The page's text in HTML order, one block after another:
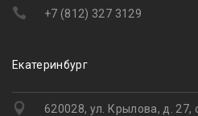
+7 (812) 327 3129
Екатеринбург
620028, ул. Крылова, д. 27,